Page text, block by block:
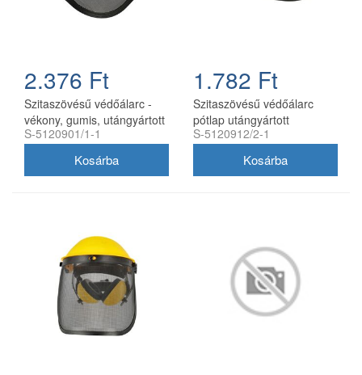
2.376 Ft
Szitaszövésű védőálarc -
vékony, gumis, utángyártott
S-5120901/1-1
1.782 Ft
Szitaszövésű védőálarc
pótlap utángyártott
S-5120912/2-1